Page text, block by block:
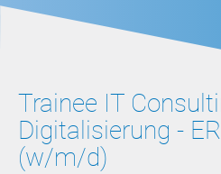
Trainee IT
Digitalisierung -
(w/m/d)